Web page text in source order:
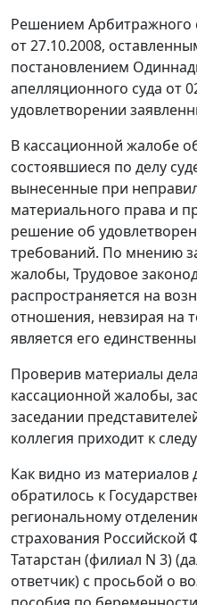
Решением Арбитражного
от 27.10.2008,
постановлением
апелляционного суда от
удовлетворении
В кассационной жалобе
состоявшиеся по делу
вынесенные при
материального права и
решение об
требований. По мнению
жалобы, Трудовое
распространяется на
отношения, невзирая на
является его
Проверив материалы
кассационной жалобы,
заседании
коллегия приходит к
Как видно из материалов
обратилось к
региональному
страхования Российской
Татарстан (филиал N 3)
ответчик) с просьбой о